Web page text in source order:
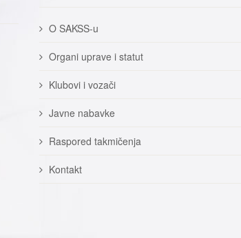
O SAKSS-u
Organi uprave i statut
Klubovi i vozači
Javne nabavke
Raspored takmičenja
Kontakt